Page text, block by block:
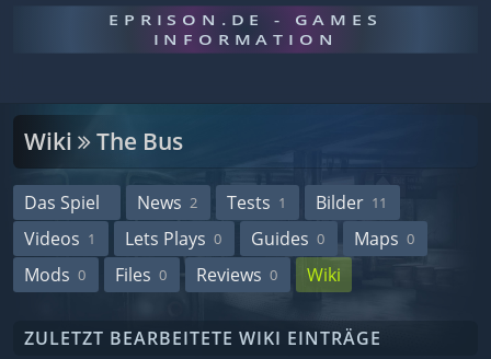
EPRISON.DE - GAMES
INFORMATION
Wiki The Bus
Das Spiel News 2 Tests 1 Bilder 11
Videos 1 Lets Plays 0 Guides 0 Maps 0
Mods 0 Files 0 Reviews 0 Wiki
ZULETZT BEARBEITETE WIKI EINTRÄGE